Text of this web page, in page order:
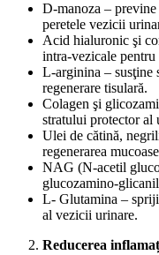
D-manoza –
peretele vezicii
Acid hialuronic şi
intra-vezicale pentru
L-arginina – susţine
regenerare tisulară.
Colagen şi
stratului protector al
Ulei de cătină,
regenerarea
NAG (N-acetil
glucozamino-
L- Glutamina –
al vezicii urinare.
Reducerea